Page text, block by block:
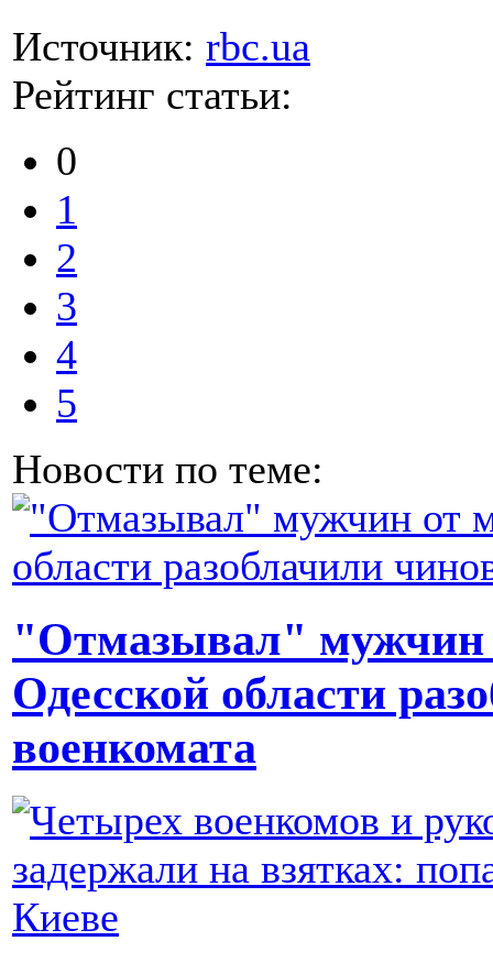
Источник: rbc.ua
Рейтинг статьи:
0
1
2
3
4
5
Новости по теме:
"Отмазывал" мужчин
Одесской области
военкомата